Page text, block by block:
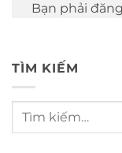
Bạn phải
TÌM KIẾM